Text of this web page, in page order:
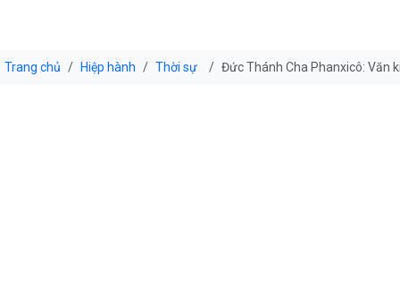
Trang chủ Hiệp hành Thời sự Đức Thánh Cha Phanxicô: Văn